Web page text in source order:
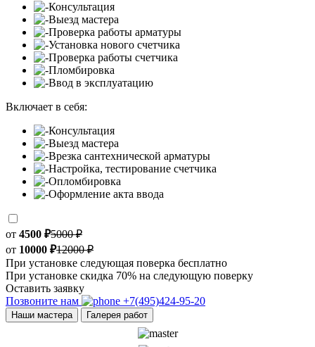
Консультация
Выезд мастера
Проверка работы арматуры
Установка нового счетчика
Проверка работы счетчика
Пломбировка
Ввод в эксплуатацию
Включает в себя:
Консультация
Выезд мастера
Врезка сантехнической арматуры
Настройка, тестирование счетчика
Опломбировка
Оформление акта ввода
от 4500 ₽5000 ₽
от 10000 ₽12000 ₽
При установке следующая поверка бесплатно
При установке скидка 70% на следующую поверку
Оставить заявку
Позвоните нам
+7(495)424-95-20
Наши мастера Галерея работ